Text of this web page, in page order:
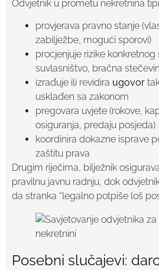
Odvjetnik u prometu nekretnina
provjerava pravno stanje
zabilježbe, mogući sporovi)
procjenjuje rizike konkretnog
suvlasništvo, bračna
izrađuje ili revidira ugovor
usklađen sa zakonom
pregovara uvjete (rokove,
osiguranja, predaju posjeda)
koordinira dokazne isprave
zaštitu prava
Drugim riječima, bilježnik
pravilnu javnu radnju, dok
da stranka “legalno potpiše loš
Posebni slučajevi: